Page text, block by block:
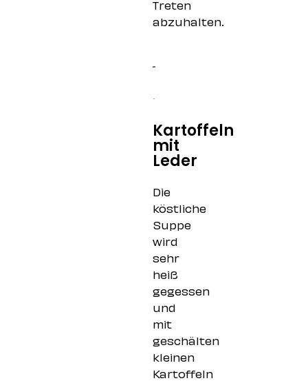
Treten
abzuhalten.
Kartoffeln
mit
Leder
Die
köstliche
Suppe
wird
sehr
heiß
gegessen
und
mit
geschälten
kleinen
Kartoffeln